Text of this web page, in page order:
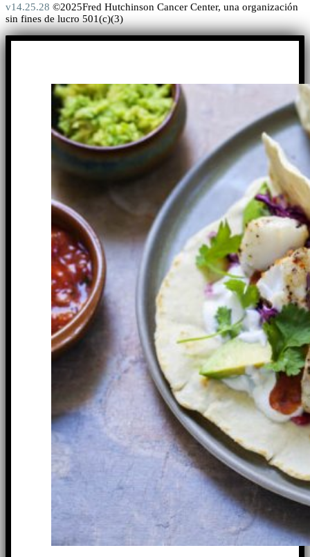
v14.25.28 ©2025Fred Hutchinson Cancer Center, una organización
sin fines de lucro 501(c)(3)